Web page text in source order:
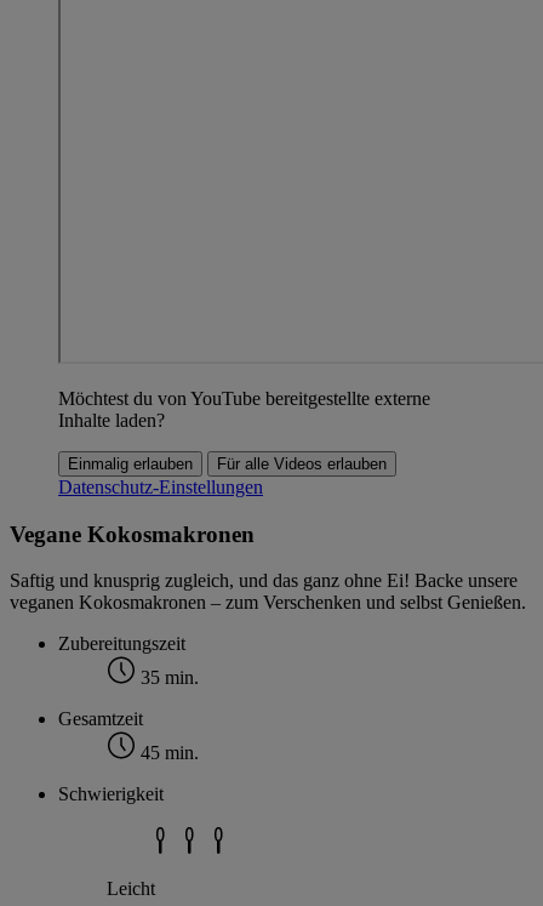
Möchtest du von YouTube bereitgestellte externe
Inhalte laden?
Einmalig erlauben Für alle Videos erlauben
Datenschutz-Einstellungen
Vegane Kokosmakronen
Saftig und knusprig zugleich, und das ganz ohne Ei! Backe unsere
veganen Kokosmakronen – zum Verschenken und selbst Genießen.
Zubereitungszeit
35 min.
Gesamtzeit
45 min.
Schwierigkeit
Leicht